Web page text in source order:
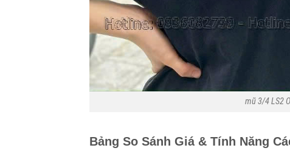
mũ 3/4 LS2
Bảng So Sánh Giá & Tính Năng